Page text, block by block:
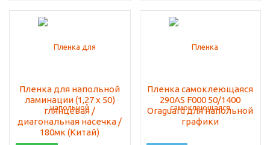
Пленка для напольной
ламинации (1,27 х 50)
глянцевая /
диагональная насечка /
180мк (Китай)
Пленка самоклеющаяся
290АS F000 50/1400
Oraguard для напольной
графики